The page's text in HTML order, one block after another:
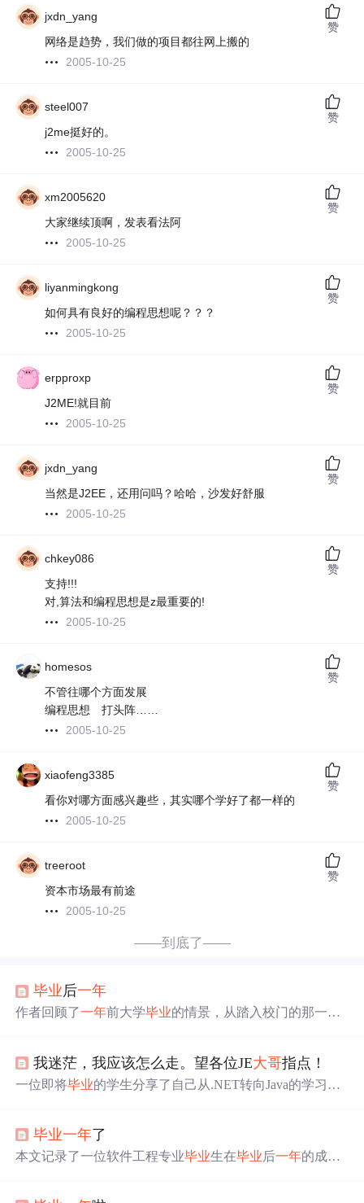
jxdn_yang
网络是趋势，我们做的项目都往网上搬的
2005-10-25
赞
steel007
j2me挺好的。
2005-10-25
赞
xm2005620
大家继续顶啊，发表看法阿
2005-10-25
赞
liyanmingkong
如何具有良好的编程思想呢？？？
2005-10-25
赞
erpproxp
J2ME!就目前
2005-10-25
赞
jxdn_yang
当然是J2EE，还用问吗？哈哈，沙发好舒服
2005-10-25
赞
chkey086
支持!!!
对,算法和编程思想是z最重要的!
2005-10-25
赞
homesos
不管往哪个方面发展
编程思想 打头阵……
2005-10-25
赞
xiaofeng3385
看你对哪方面感兴趣些，其实哪个学好了都一样的
2005-10-25
赞
treeroot
资本市场最有前途
2005-10-25
赞
——到底了——
毕业后一年
作者回顾了一年前大学毕业的情景，从踏入校门的那一刻
我迷茫，我应该怎么走。望各位JE大哥指点！
一位即将毕业的学生分享了自己从.NET转向Java的学习经
茫，希望得到前辈们的建议。
毕业一年了
本文记录了一位软件工程专业毕业生在毕业后一年的成长